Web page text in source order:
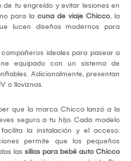
tu engreído y evitar lesiones en
para la cuna de viaje Chicco, la
lucen diseños modernos para
compañeros ideales para pasear a
equipado con un sistema de
Adicionalmente, presentan
o lloviznas.
que la marca Chicco lanzó a la
seguro a tu hijo. Cada modelo
la instalación y el acceso.
permite que los pequeños
las sillas para bebé auto Chicco